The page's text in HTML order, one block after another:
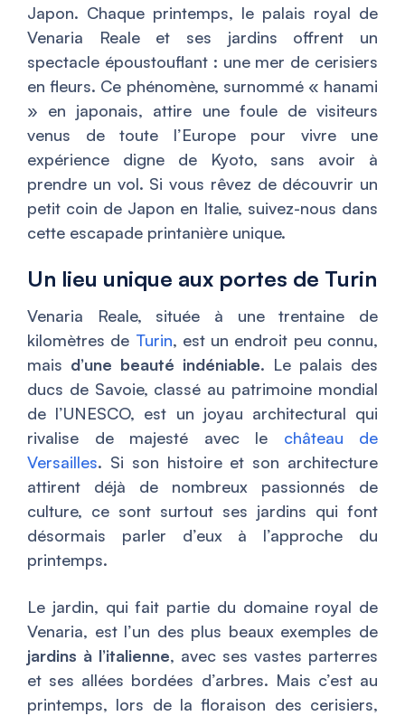
Japon. Chaque printemps, le palais royal de
Venaria Reale et ses jardins offrent un
spectacle époustouflant : une mer de cerisiers
en fleurs. Ce phénomène, surnommé « hanami
» en japonais, attire une foule de visiteurs
venus de toute l’Europe pour vivre une
expérience digne de Kyoto, sans avoir à
prendre un vol. Si vous rêvez de découvrir un
petit coin de Japon en Italie, suivez-nous dans
cette escapade printanière unique.
Un lieu unique aux portes de Turin
Venaria Reale, située à une trentaine de
kilomètres de Turin, est un endroit peu connu,
mais d’une beauté indéniable. Le palais des
ducs de Savoie, classé au patrimoine mondial
de l’UNESCO, est un joyau architectural qui
rivalise de majesté avec le château de
Versailles. Si son histoire et son architecture
attirent déjà de nombreux passionnés de
culture, ce sont surtout ses jardins qui font
désormais parler d’eux à l’approche du
printemps.
Le jardin, qui fait partie du domaine royal de
Venaria, est l’un des plus beaux exemples de
jardins à l’italienne, avec ses vastes parterres
et ses allées bordées d’arbres. Mais c’est au
printemps, lors de la floraison des cerisiers,